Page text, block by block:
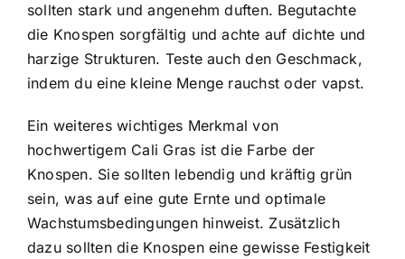
sollten stark und angenehm duften. Begutachte
die Knospen sorgfältig und achte auf dichte und
harzige Strukturen. Teste auch den Geschmack,
indem du eine kleine Menge rauchst oder vapst.
Ein weiteres wichtiges Merkmal von
hochwertigem Cali Gras ist die Farbe der
Knospen. Sie sollten lebendig und kräftig grün
sein, was auf eine gute Ernte und optimale
Wachstumsbedingungen hinweist. Zusätzlich
dazu sollten die Knospen eine gewisse Festigkeit